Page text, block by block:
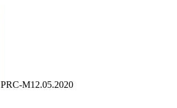
PRC-M12.05.2020